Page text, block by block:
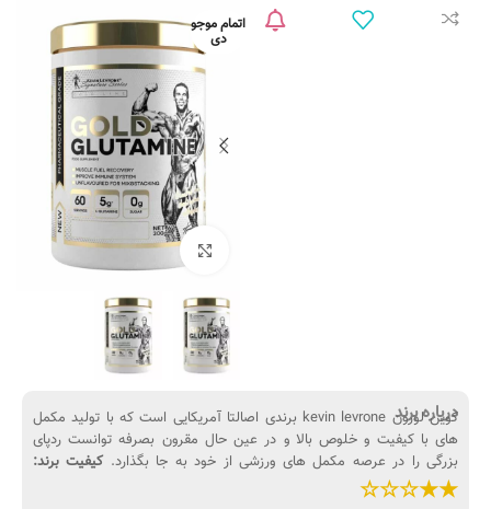
اتمام موجو
دی
بزرگنمایی تصویر
درباره برند
کوین لورون kevin levrone برندی اصالتا آمریکایی است که با تولید مکمل
های با کیفیت و خلوص بالا و در عین حال مقرون بصرفه توانست ردپای
بزرگی را در عرصه مکمل های ورزشی از خود به جا بگذارد. کیفیت برند:
★★☆☆☆